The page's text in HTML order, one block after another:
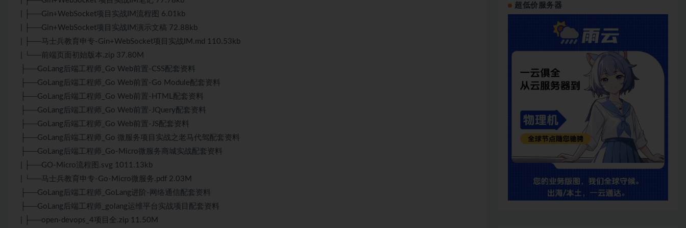
| ├──Gin+WebSocket项目实战IM流程图 6.01kb
| ├──Gin+WebSocket项目实战IM演示文稿 72.88kb
| ├──马士兵教育申专-Gin+WebSocket项目实战IM.md 110.53kb
| └──前端页面初始版本.zip 37.80M
├──GoLang后端工程师_Go Web前置-CSS配套资料
├──GoLang后端工程师_Go Web前置-Go Module配套资料
├──GoLang后端工程师_Go Web前置-HTML配套资料
├──GoLang后端工程师_Go Web前置-JQuery配套资料
├──GoLang后端工程师_Go Web前置-JS配套资料
├──GoLang后端工程师_Go 微服务项目实战之老马代驾配套资料
├──GoLang后端工程师_Go-Micro微服务商城实战配套资料
| ├──GO-Micro流程图.svg 1011.13kb
| └──马士兵教育申专-Go-Micro微服务.pdf 2.03M
├──GoLang后端工程师_GoLang进阶-网络通信配套资料
├──GoLang后端工程师_golang运维平台实战项目配套资料
| ├──open-devops_4项目全.zip 11.50M
超低价服务器